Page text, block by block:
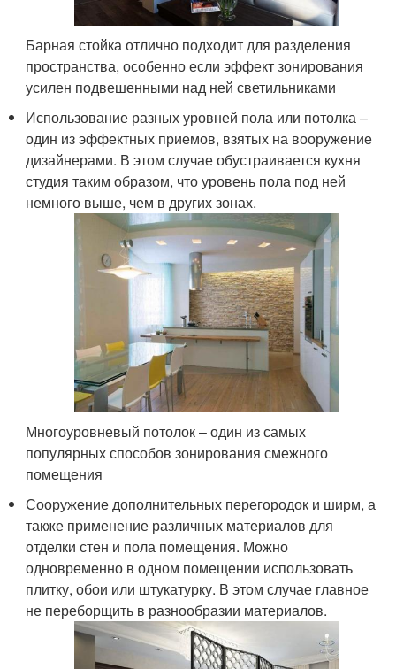
Барная стойка отлично подходит для разделения
пространства, особенно если эффект зонирования
усилен подвешенными над ней светильниками
Использование разных уровней пола или потолка –
один из эффектных приемов, взятых на вооружение
дизайнерами. В этом случае обустраивается кухня
студия таким образом, что уровень пола под ней
немного выше, чем в других зонах.
Многоуровневый потолок – один из самых
популярных способов зонирования смежного
помещения
Сооружение дополнительных перегородок и ширм, а
также применение различных материалов для
отделки стен и пола помещения. Можно
одновременно в одном помещении использовать
плитку, обои или штукатурку. В этом случае главное
не переборщить в разнообразии материалов.